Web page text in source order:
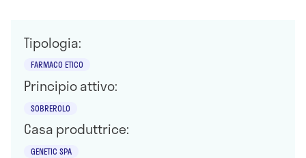
Tipologia:
FARMACO ETICO
Principio attivo:
SOBREROLO
Casa produttrice:
GENETIC SPA